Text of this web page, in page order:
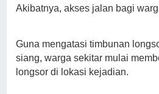
Akibatnya, akses jalan bagi
Guna mengatasi timbunan
siang, warga sekitar mulai
longsor di lokasi kejadian.